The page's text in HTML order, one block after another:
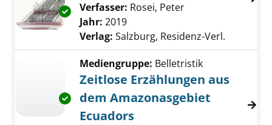
Exemplar-Details von Die große Straße
Verfasser: Rosei, Peter
Jahr: 2019
Verlag: Salzburg, Residenz-Verl.
Exemplar-Details von Zeitlose Erzählungen
Mediengruppe: Belletristik
Zeitlose Erzählungen aus
dem Amazonasgebiet
Ecuadors